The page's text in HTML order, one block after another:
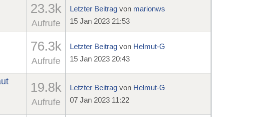
23.3k
Aufrufe
Letzter Beitrag von marionws
15 Jan 2023 21:53
76.3k
Aufrufe
Letzter Beitrag von Helmut-G
15 Jan 2023 20:43
19.8k
Aufrufe
Letzter Beitrag von Helmut-G
07 Jan 2023 11:22